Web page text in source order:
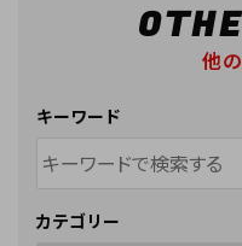
他
キーワード
カテゴリー